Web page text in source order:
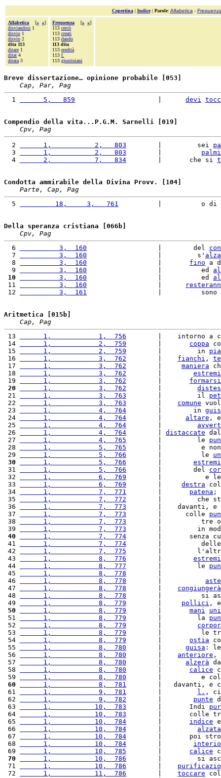
Copertina| Indice| Parole: Alfabetica -
Alfabetica [« »]
disviandosi 1
disvio 1
disvìo 2
dita 113
ditare 1
ditat 4
ditata 3
Frequenza [« »]
113 cercò
113 creati
113 dando
113 dita
113 eredità
113 f.
113 giustiniani
Breve dissertazione… opinione probabile [053]
Cap, Par, Pag
  1
      5,   859
devi
Compendio della vita...P.G.M. Sarnelli [019]
Cpv, Pag
  2
      1,           2,   803
        |         sei
  3
      1,           2,   803
palmi
  4
      2,           7,   834
        |       che si
Condotta ammirabile della Divina Provv. [104]
Parte, Cap, Pag
  5
         18,     3,   761
|          o
Della speranza cristiana [066b]
Cpv, Pag
  6
          3,  160
                  |        del
  7
          3,  160
                  |         s'
  8
          3,  160
fino a
  9
          3,  160
                  |          ed
10
          3,  160
                  |          ed
11
          3,  160
12
          3,  161
                  |          sono
Aritmetica [015b]
Cap, Pag
13
      1,            1,  756
|    intorno a
14
      1,            2,  759
coppa
15
      1,            2,  759
        |         in
16
      1,            3,  762
fianchi ,
17
      1,            3,  762
maniera
18
      1,            3,  762
19
      1,            3,  762
formarsi
20
      1,            3,  762
21
      1,            3,  763
        |         il
22
      1,            3,  763
comune
23
      1,            4,  764
        |        in
24
      1,            4,  764
altare ,
25
      1,            4,  764
26
      1,            4,  764
distaccate
27
      1,            4,  765
        |         le
28
      1,            5,  765
|          e
29
      1,            5,  766
        |          le
30
      1,            5,  766
31
      1,            5,  766
        |        del
32
      1,            6,  769
|           e
33
      1,            6,  769
destra
34
      1,            7,  771
patena ;
35
      1,            7,  772
|         che
36
      1,            7,  773
|    davanti,
37
      1,            7,  773
        |      colle
38
      1,            7,  773
|          tre
39
      1,            7,  773
|         in
40
      1,            7,  774
|       senza
41
      1,            7,  774
|
42
      1,            7,  775
|
43
      1,            8,  776
44
      1,            8,  777
        |         le
45
      1,            8,  778
46
      1,            8,  778
47
      1,            8,  778
congiungerà
48
      1,            8,  778
|          si
49
      1,            8,  779
pollici ,
50
      1,            8,  779
mani
51
      1,            8,  779
        |         la
52
      1,            8,  779
53
      1,            8,  779
|          le
54
      1,            8,  779
ostia
55
      1,            8,  780
guisa :
56
      1,            8,  780
anteriore ,
57
      1,            8,  780
alzerà
58
      1,            8,  780
calice
59
      1,            8,  780
|          e
60
      1,            8,  781
|   davanti, e
61
      1,            9,  781
l. ,
62
      1,            9,  782
punte
63
      1,           10,  783
        |       Indi
64
      1,           10,  783
|       colle
65
      1,           10,  784
indice
66
      1,           10,  784
alzata
67
      1,           10,  784
|       poi
68
      1,           10,  784
69
      1,           10,  785
calice
70
      1,           10,  786
|         si
71
      1,           10,  786
72
      1,           11,  786
toccare